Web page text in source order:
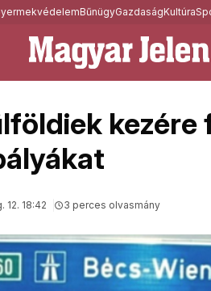
BűnügyGazdaságKultúra
kezére
12. 18:42 3 perces olvasmány